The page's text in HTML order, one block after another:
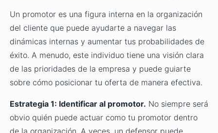
Un promotor es una figura interna en la organización
del cliente que puede ayudarte a navegar las
dinámicas internas y aumentar tus probabilidades de
éxito. A menudo, este individuo tiene una visión clara
de las prioridades de la empresa y puede guiarte
sobre cómo posicionar tu oferta de manera efectiva.
Estrategia 1: Identificar al promotor. No siempre será
obvio quién puede actuar como tu promotor dentro